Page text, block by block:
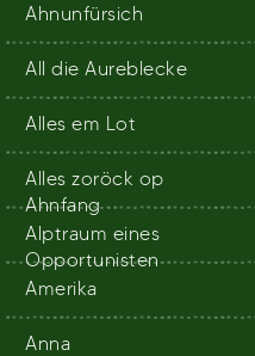
Ahnunfürsich
All die Aureblecke
Alles em Lot
Alles zoröck op
Ahnfang
Alptraum eines
Opportunisten
Amerika
Anna